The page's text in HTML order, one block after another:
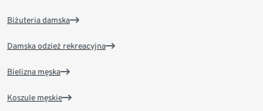
Biżuteria damska
Damska odzież rekreacyjna
Bielizna męska
Koszule męskie